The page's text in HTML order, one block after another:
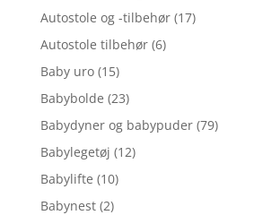
Autostole og -tilbehør (17)
Autostole tilbehør (6)
Baby uro (15)
Babybolde (23)
Babydyner og babypuder (79)
Babylegetøj (12)
Babylifte (10)
Babynest (2)